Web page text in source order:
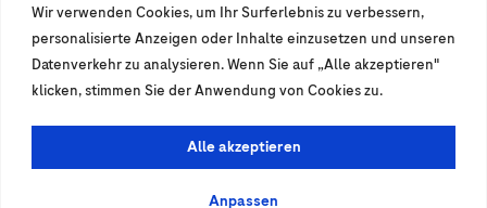
Wir verwenden Cookies, um Ihr Surferlebnis zu verbessern,
personalisierte Anzeigen oder Inhalte einzusetzen und unseren
Datenverkehr zu analysieren. Wenn Sie auf „Alle akzeptieren"
klicken, stimmen Sie der Anwendung von Cookies zu.
Anpassen
Alle akzeptieren
Vergünstigungen
Newsletter anmelden
Ich wäre gern dabei
Mitglied werden
© 2026 | Angestelltenverband Roche